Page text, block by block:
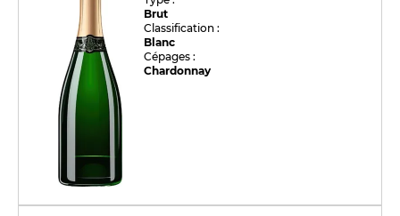
Brut
Classification :
Blanc
Cépages :
Chardonnay